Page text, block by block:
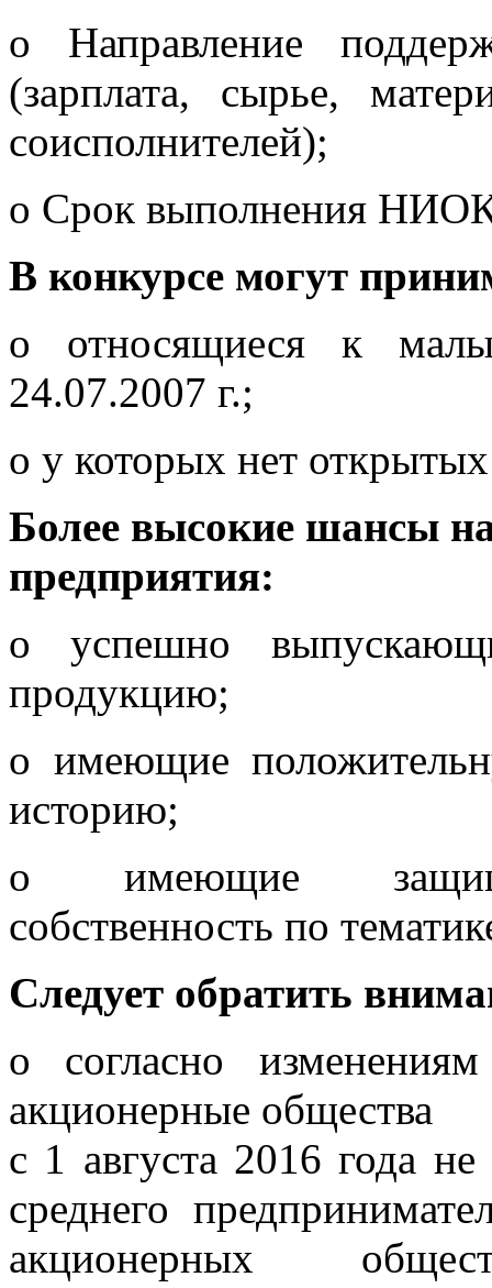
o Направление
(зарплата, сырье,
соисполнителей);
o Срок выполнения
В конкурсе могут
o относящиеся к
24.07.2007 г.;
o у которых нет
Более высокие шансы
предприятия:
o успешно
продукцию;
o имеющие
историю;
o имеющие
собственность по
Следует обратить
o согласно
акционерные общества
с 1 августа 2016 года
среднего
акционерных